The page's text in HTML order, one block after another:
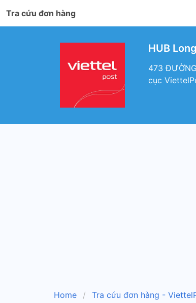
Tra cứu đơn hàng
HUB
473
cục
Home Tra cứu đơn hàng -